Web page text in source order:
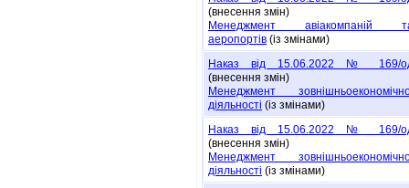
(внесення змін)
Менеджмент авіакомпаній
аеропортів (із змінами)
Наказ від 15.06.2022 № 169/
(внесення змін)
Менеджмент
діяльності (із змінами)
Наказ від 15.06.2022 № 169/
(внесення змін)
Менеджмент
діяльності (із змінами)